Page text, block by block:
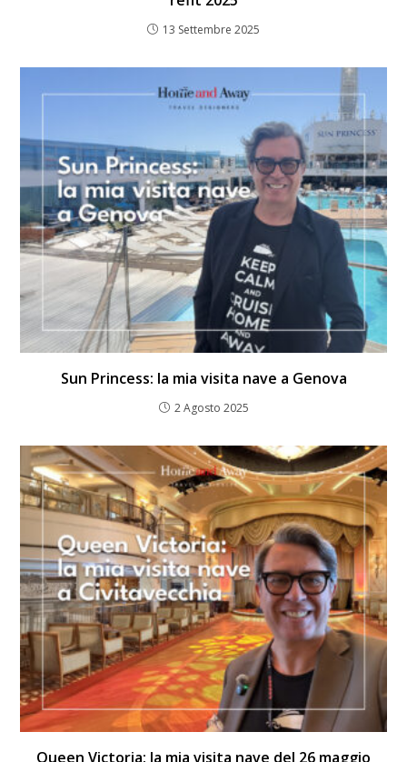
13 Settembre 2025
Sun Princess: la mia visita nave a Genova
2 Agosto 2025
Queen Victoria: la mia visita nave del 26 maggio